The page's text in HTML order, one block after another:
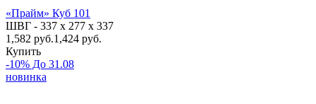
«Прайм» Куб 101
ШВГ - 337 х 277 х 337
1,582 руб.1,424 руб.
Купить
-10% До 31.08
новинка